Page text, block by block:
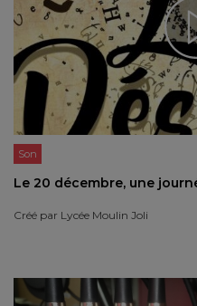
Son
Le 20 décembre, une
Créé par Lycée Moulin Joli